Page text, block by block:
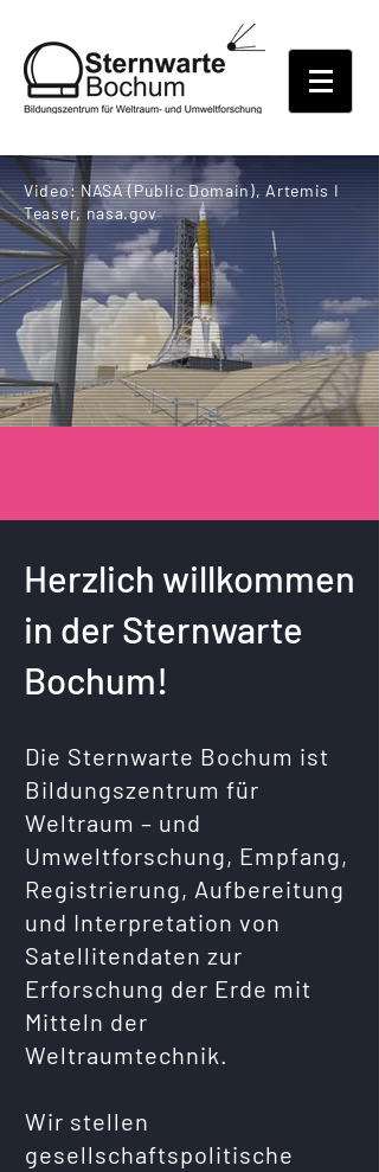
Video: NASA (Public Domain), Artemis I
Teaser, nasa.gov
Herzlich willkommen
in der Sternwarte
Bochum!
Die Sternwarte Bochum ist
Bildungszentrum für
Weltraum – und
Umweltforschung, Empfang,
Registrierung, Aufbereitung
und Interpretation von
Satellitendaten zur
Erforschung der Erde mit
Mitteln der
Weltraumtechnik.
Wir stellen
gesellschaftspolitische